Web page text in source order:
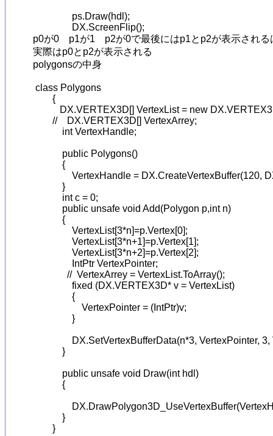
                ps.Draw(hdl);
                DX.ScreenFlip();
p0が0　p1が1　p2が0で最後にはp1とp2が表示される
実際はp0とp2が表示される
polygonsの中身
class Polygons
        {
DX.VERTEX3D[] VertexList = new
        //    DX.VERTEX3D[] VertexArrey;
            int VertexHandle;
            public Polygons()
            {
VertexHandle =
            }
            int c = 0;
            public unsafe void Add(Polygon p,int n)
            {
                VertexList[3*n]=p.Vertex[0];
                VertexList[3*n+1]=p.Vertex[1];
                VertexList[3*n+2]=p.Vertex[2];
                IntPtr VertexPointer;
              //  VertexArrey = VertexList.ToArray();
                fixed (DX.VERTEX3D* v = VertexList)
                {
                    VertexPointer = (IntPtr)v;
                }
DX.SetVertexBufferData(n*3, VertexPointer,
            }
            public unsafe void Draw(int hdl)
            {
            }
        }